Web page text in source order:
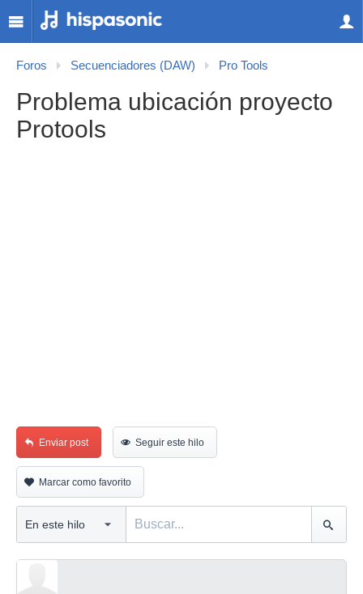
Foros Secuenciadores (DAW) Pro Tools
Problema ubicación proyecto
Protools
Enviar post Seguir este hilo
Marcar como favorito